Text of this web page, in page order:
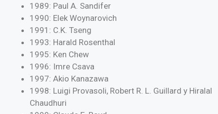
1989: Paul A. Sandifer
1990: Elek Woynarovich
1991: C.K. Tseng
1993: Harald Rosenthal
1995: Ken Chew
1996: Imre Csava
1997: Akio Kanazawa
1998: Luigi Provasoli, Robert R. L. Guillard y Hiralal
Chaudhuri